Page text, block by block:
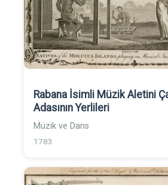
Rabana İsimli Müzik Aletini
Adasının Yerlileri
Müzik ve Dans
1783